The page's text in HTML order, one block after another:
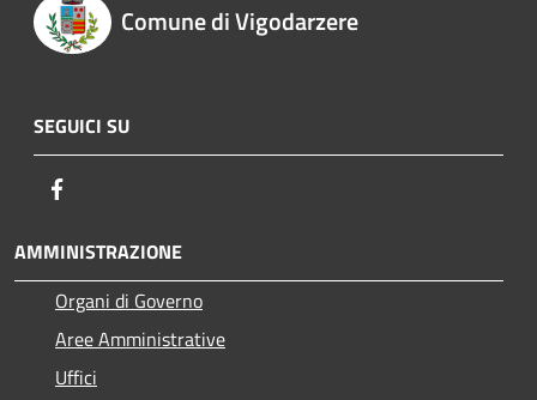
Comune di Vigodarzere
SEGUICI SU
AMMINISTRAZIONE
Organi di Governo
Aree Amministrative
Uffici